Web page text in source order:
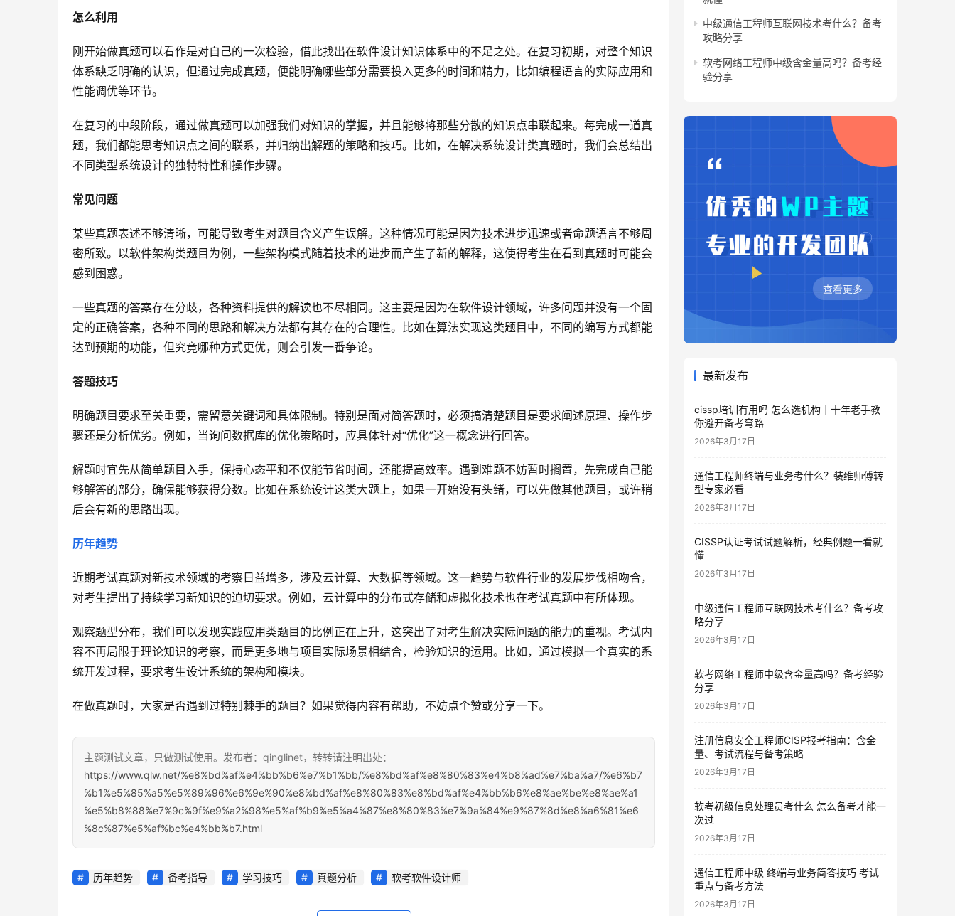
怎么利用
刚开始做真题可以看作是对自己的一次检验，借此找出在软件设计知识体系中的不足之处。在复习初期，对整个知识
体系缺乏明确的认识，但通过完成真题，便能明确哪些部分需要投入更多的时间和精力，比如编程语言的实际应用和
性能调优等环节。
在复习的中段阶段，通过做真题可以加强我们对知识的掌握，并且能够将那些分散的知识点串联起来。每完成一道真
题，我们都能思考知识点之间的联系，并归纳出解题的策略和技巧。比如，在解决系统设计类真题时，我们会总结出
不同类型系统设计的独特特性和操作步骤。
常见问题
某些真题表述不够清晰，可能导致考生对题目含义产生误解。这种情况可能是因为技术进步迅速或者命题语言不够周
密所致。以软件架构类题目为例，一些架构模式随着技术的进步而产生了新的解释，这使得考生在看到真题时可能会
感到困惑。
一些真题的答案存在分歧，各种资料提供的解读也不尽相同。这主要是因为在软件设计领域，许多问题并没有一个固
定的正确答案，各种不同的思路和解决方法都有其存在的合理性。比如在算法实现这类题目中，不同的编写方式都能
达到预期的功能，但究竟哪种方式更优，则会引发一番争论。
答题技巧
明确题目要求至关重要，需留意关键词和具体限制。特别是面对简答题时，必须搞清楚题目是要求阐述原理、操作步
骤还是分析优劣。例如，当询问数据库的优化策略时，应具体针对“优化”这一概念进行回答。
解题时宜先从简单题目入手，保持心态平和不仅能节省时间，还能提高效率。遇到难题不妨暂时搁置，先完成自己能
够解答的部分，确保能够获得分数。比如在系统设计这类大题上，如果一开始没有头绪，可以先做其他题目，或许稍
后会有新的思路出现。
历年趋势
近期考试真题对新技术领域的考察日益增多，涉及云计算、大数据等领域。这一趋势与软件行业的发展步伐相吻合，
对考生提出了持续学习新知识的迫切要求。例如，云计算中的分布式存储和虚拟化技术也在考试真题中有所体现。
观察题型分布，我们可以发现实践应用类题目的比例正在上升，这突出了对考生解决实际问题的能力的重视。考试内
容不再局限于理论知识的考察，而是更多地与项目实际场景相结合，检验知识的运用。比如，通过模拟一个真实的系
统开发过程，要求考生设计系统的架构和模块。
在做真题时，大家是否遇到过特别棘手的题目？如果觉得内容有帮助，不妨点个赞或分享一下。
主题测试文章，只做测试使用。发布者：qinglinet，转转请注明出处：
https://www.qlw.net/%e8%bd%af%e4%bb%b6%e7%b1%bb/%e8%bd%af%e8%80%83%e4%b8%ad%e7%ba%a7/%e6%b7
%b1%e5%85%a5%e5%89%96%e6%9e%90%e8%bd%af%e8%80%83%e8%bd%af%e4%bb%b6%e8%ae%be%e8%ae%a1
%e5%b8%88%e7%9c%9f%e9%a2%98%e5%af%b9%e5%a4%87%e8%80%83%e7%9a%84%e9%87%8d%e8%a6%81%e6
%8c%87%e5%af%bc%e4%bb%b7.html
历年趋势 备考指导 学习技巧 真题分析 软考软件设计师
中级通信工程师互联网技术考什么？备考
攻略分享
软考网络工程师中级含金量高吗？备考经
验分享
最新发布
cissp培训有用吗 怎么选机构｜十年老手教
你避开备考弯路
2026年3月17日
通信工程师终端与业务考什么？装维师傅转
型专家必看
2026年3月17日
CISSP认证考试试题解析，经典例题一看就
懂
2026年3月17日
中级通信工程师互联网技术考什么？备考攻
略分享
2026年3月17日
软考网络工程师中级含金量高吗？备考经验
分享
2026年3月17日
注册信息安全工程师CISP报考指南：含金
量、考试流程与备考策略
2026年3月17日
软考初级信息处理员考什么 怎么备考才能一
次过
2026年3月17日
通信工程师中级 终端与业务简答技巧 考试
重点与备考方法
2026年3月17日